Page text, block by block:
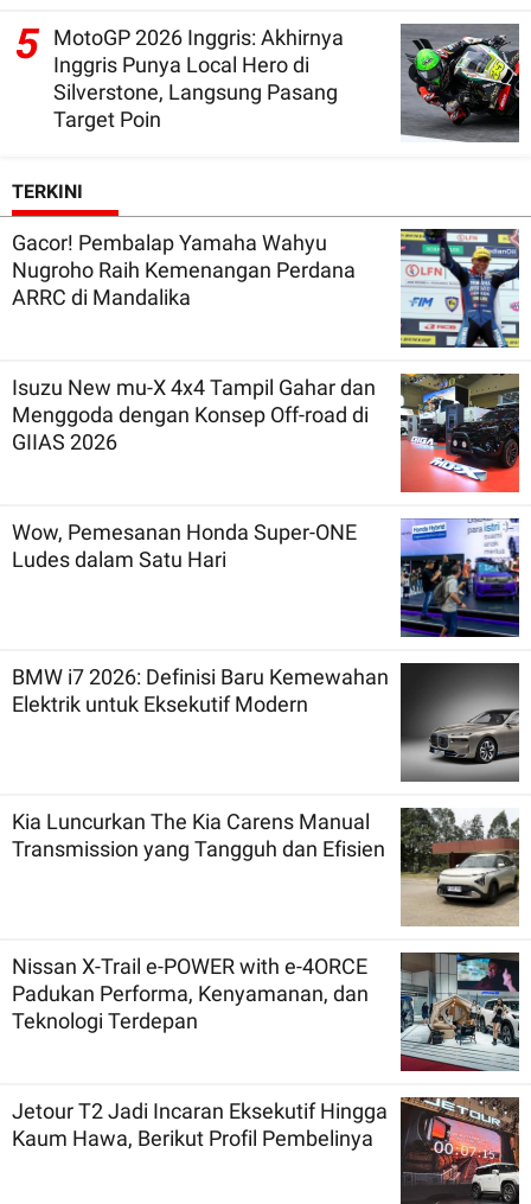
5 MotoGP 2026 Inggris: Akhirnya
Inggris Punya Local Hero di
Silverstone, Langsung Pasang
Target Poin
TERKINI
Gacor! Pembalap Yamaha Wahyu
Nugroho Raih Kemenangan Perdana
ARRC di Mandalika
Isuzu New mu-X 4x4 Tampil Gahar dan
Menggoda dengan Konsep Off-road di
GIIAS 2026
Wow, Pemesanan Honda Super-ONE
Ludes dalam Satu Hari
BMW i7 2026: Definisi Baru Kemewahan
Elektrik untuk Eksekutif Modern
Kia Luncurkan The Kia Carens Manual
Transmission yang Tangguh dan Efisien
Nissan X-Trail e-POWER with e-4ORCE
Padukan Performa, Kenyamanan, dan
Teknologi Terdepan
Jetour T2 Jadi Incaran Eksekutif Hingga
Kaum Hawa, Berikut Profil Pembelinya